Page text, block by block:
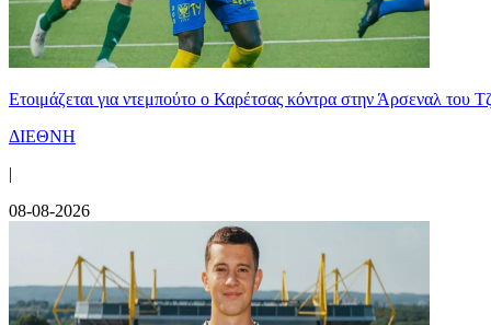
Ετοιμάζεται για ντεμπούτο ο Καρέτσας κόντρα στην Άρσεναλ του
ΔΙΕΘΝΗ
|
08-08-2026